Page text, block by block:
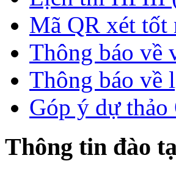
Mã QR xét tốt
Thông báo về
Thông báo về
Góp ý dự
Thông tin đào